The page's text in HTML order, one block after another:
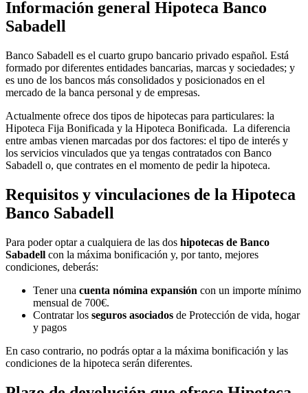
Información general Hipoteca Banco
Sabadell
Banco Sabadell es el cuarto grupo bancario privado español. Está
formado por diferentes entidades bancarias, marcas y sociedades; y
es uno de los bancos más consolidados y posicionados en el
mercado de la banca personal y de empresas.
Actualmente ofrece dos tipos de hipotecas para particulares: la
Hipoteca Fija Bonificada y la Hipoteca Bonificada. La diferencia
entre ambas vienen marcadas por dos factores: el tipo de interés y
los servicios vinculados que ya tengas contratados con Banco
Sabadell o, que contrates en el momento de pedir la hipoteca.
Requisitos y vinculaciones de la Hipoteca
Banco Sabadell
Para poder optar a cualquiera de las dos hipotecas de Banco
Sabadell con la máxima bonificación y, por tanto, mejores
condiciones, deberás:
Tener una cuenta nómina expansión con un importe mínimo
mensual de 700€.
Contratar los seguros asociados de Protección de vida, hogar
y pagos
En caso contrario, no podrás optar a la máxima bonificación y las
condiciones de la hipoteca serán diferentes.